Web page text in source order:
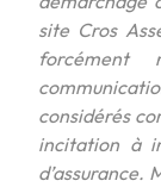
site Cros
forcément
considérés
incitation à
d’assurance.